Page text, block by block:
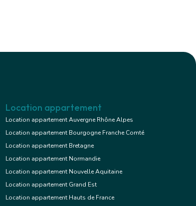
Location appartement
Location appartement Auvergne Rhône Alpes
Location appartement Bourgogne Franche Comté
Location appartement Bretagne
Location appartement Normandie
Location appartement Nouvelle Aquitaine
Location appartement Grand Est
Location appartement Hauts de France